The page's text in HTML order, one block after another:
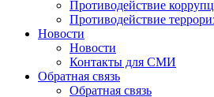
Противодействие
Противодействие
Новости
Новости
Контакты для СМИ
Обратная связь
Обратная связь